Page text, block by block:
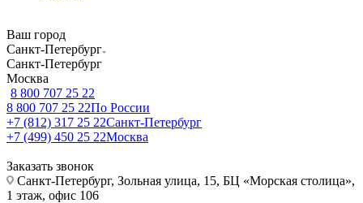
Ваш город
Санкт-Петербург
Санкт-Петербург
Москва
8 800 707 25 22
8 800 707 25 22По России
+7 (812) 317 25 22Санкт-Петербург
+7 (499) 450 25 22Москва
Заказать звонок
Санкт-Петербург, Зольная улица, 15, БЦ «Морская столица»,
1 этаж, офис 106